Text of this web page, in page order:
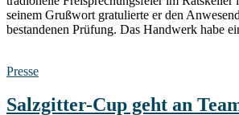
seinem Grußwort gratulierte er den
bestandenen Prüfung. Das Handwerk habe
Presse
Salzgitter-Cup geht an